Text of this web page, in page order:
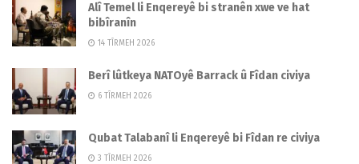
Alî Temel li Enqereyê bi stranên xwe ve hat
bibîranîn
14 TÎRMEH 2026
Berî lûtkeya NATOyê Barrack û Fîdan civiya
6 TÎRMEH 2026
Qubat Talabanî li Enqereyê bi Fîdan re civiya
3 TÎRMEH 2026